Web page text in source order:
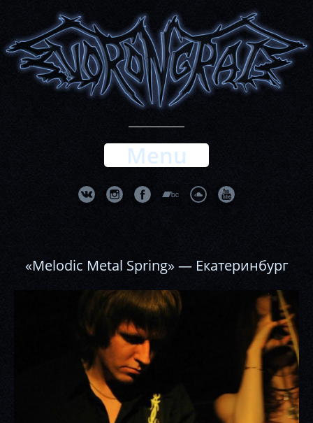
Menu
«Melodic Metal Spring» — Екатеринбург